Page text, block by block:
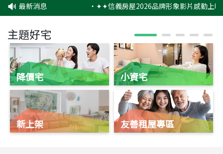
最新消息 ‧✦✦信義房屋2026品牌形象影片感動上
主題好宅
降價宅
新上架
小資宅
友善租屋專區